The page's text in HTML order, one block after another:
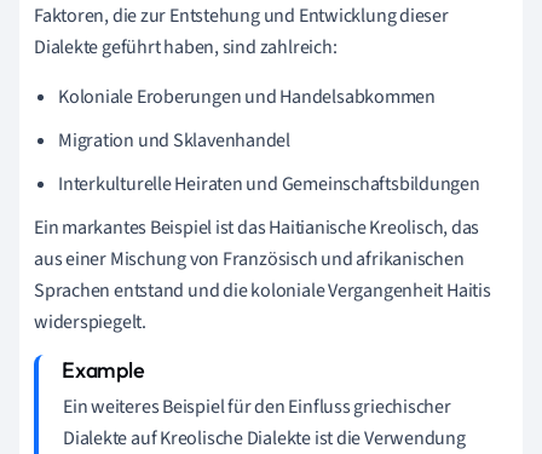
Faktoren, die zur Entstehung und Entwicklung dieser
Dialekte geführt haben, sind zahlreich:
Koloniale Eroberungen und Handelsabkommen
Migration und Sklavenhandel
Interkulturelle Heiraten und Gemeinschaftsbildungen
Ein markantes Beispiel ist das Haitianische Kreolisch, das
aus einer Mischung von Französisch und afrikanischen
Sprachen entstand und die koloniale Vergangenheit Haitis
widerspiegelt.
Ein weiteres Beispiel für den Einfluss griechischer
Dialekte auf Kreolische Dialekte ist die Verwendung